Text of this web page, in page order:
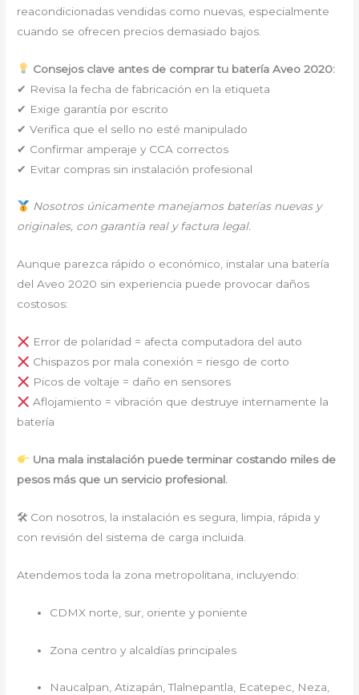
reacondicionadas vendidas como nuevas, especialmente
cuando se ofrecen precios demasiado bajos.
Consejos clave antes de comprar tu batería Aveo 2020:
✔ Revisa la fecha de fabricación en la etiqueta
✔ Exige garantía por escrito
✔ Verifica que el sello no esté manipulado
✔ Confirmar amperaje y CCA correctos
✔ Evitar compras sin instalación profesional
Nosotros únicamente manejamos baterías nuevas y
originales, con garantía real y factura legal.
Aunque parezca rápido o económico, instalar una batería
del Aveo 2020 sin experiencia puede provocar daños
costosos:
Error de polaridad = afecta computadora del auto
Chispazos por mala conexión = riesgo de corto
Picos de voltaje = daño en sensores
Aflojamiento = vibración que destruye internamente la
batería
Una mala instalación puede terminar costando miles de
pesos más que un servicio profesional.
🛠 Con nosotros, la instalación es segura, limpia, rápida y
con revisión del sistema de carga incluida.
Atendemos toda la zona metropolitana, incluyendo:
CDMX norte, sur, oriente y poniente
Zona centro y alcaldías principales
Naucalpan, Atizapán, Tlalnepantla, Ecatepec, Neza,